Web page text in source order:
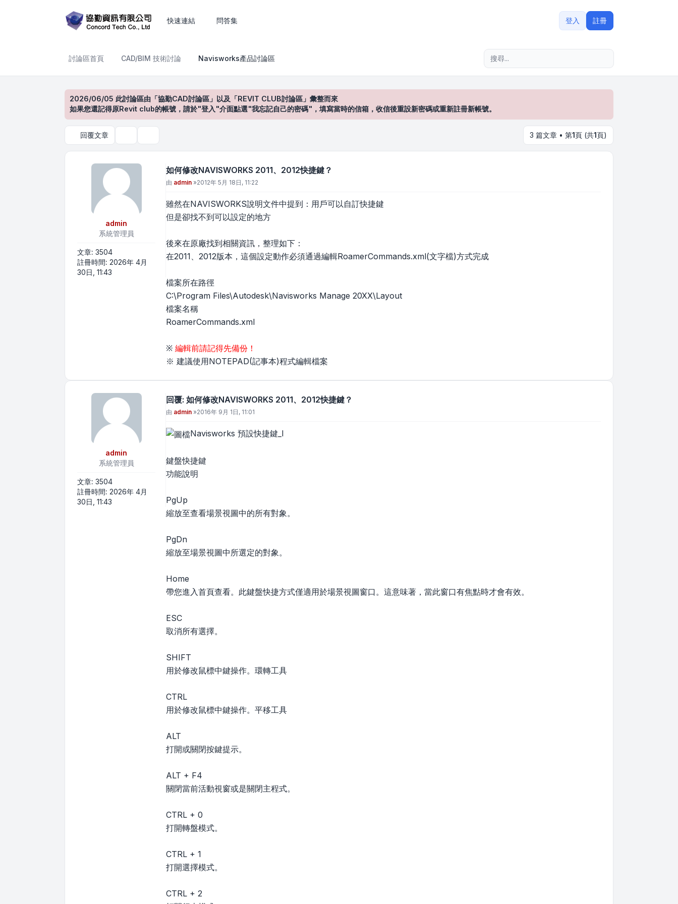
快速連結 問答集 登入 註冊
討論區首頁 CAD/BIM 技術討論 Navisworks產品討論區
2026/06/05 此討論區由「協勤CAD討論區」以及「REVIT CLUB討論區」彙整而來
如果您還記得原Revit club的帳號，請於"登入"介面點選"我忘記自己的密碼"，填寫當時的信箱，收信後重設新密碼或重新註冊新帳號。
回覆文章 3 篇文章 • 第1頁 (共1頁)
admin
系統管理員
文章: 3504
註冊時間: 2026年 4月
30日, 11:43
如何修改NAVISWORKS 2011、2012快捷鍵？
文章
由 admin »2012年 5月 18日, 11:22
雖然在NAVISWORKS說明文件中提到：用戶可以自訂快捷鍵
但是卻找不到可以設定的地方
後來在原廠找到相關資訊，整理如下：
在2011、2012版本，這個設定動作必須通過編輯RoamerCommands.xml(文字檔)方式完成
檔案所在路徑
C:\Program Files\Autodesk\Navisworks Manage 20XX\Layout
檔案名稱
RoamerCommands.xml
※ 編輯前請記得先備份！
※ 建議使用NOTEPAD(記事本)程式編輯檔案
admin
系統管理員
文章: 3504
註冊時間: 2026年 4月
30日, 11:43
回覆: 如何修改NAVISWORKS 2011、2012快捷鍵？
文章
由 admin »2016年 9月 1日, 11:01
Navisworks 預設快捷鍵_I
鍵盤快捷鍵
功能說明
PgUp
縮放至查看場景視圖中的所有對象。
PgDn
縮放至場景視圖中所選定的對象。
Home
帶您進入首頁查看。此鍵盤快捷方式僅適用於場景視圖窗口。這意味著，當此窗口有焦點時才會有效。
ESC
取消所有選擇。
SHIFT
用於修改鼠標中鍵操作。環轉工具
CTRL
用於修改鼠標中鍵操作。平移工具
ALT
打開或關閉按鍵提示。
ALT + F4
關閉當前活動視窗或是關閉主程式。
CTRL + 0
打開轉盤模式。
CTRL + 1
打開選擇模式。
CTRL + 2